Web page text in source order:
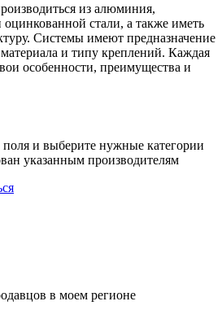
из алюминия,
стали, а также иметь
Системы имеют предназначение
и типу креплений. Каждая
особенности, преимущества и
и выберите нужные категории
указанным производителям
в моем регионе